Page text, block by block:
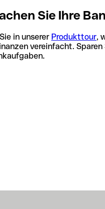
Sie Ihre
in unserer Produkttour,
vereinfacht. Sparen